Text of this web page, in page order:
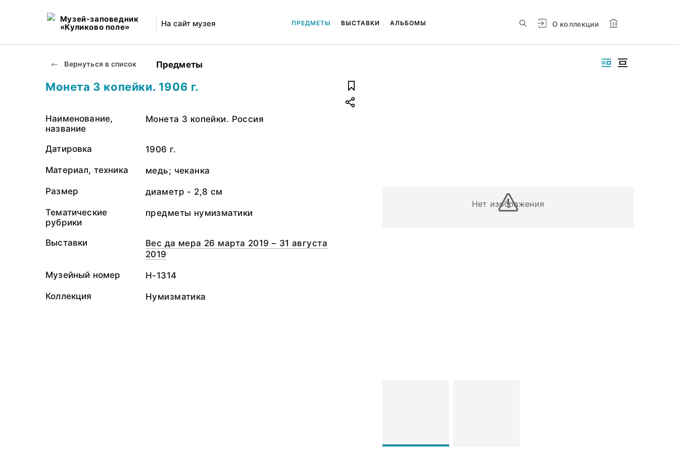
Музей-заповедник
«Куликово поле»
На сайт музея О коллекции
ПРЕДМЕТЫ ВЫСТАВКИ АЛЬБОМЫ
Вернуться в список Предметы
Нет изображения
Монета 3 копейки. 1906 г.
Наименование,
название
Монета 3 копейки. Россия
Датировка 1906 г.
Материал, техника медь; чеканка
Размер диаметр - 2,8 см
Тематические
рубрики
предметы нумизматики
Выставки
Вес да мера 26 марта 2019 – 31 августа
2019
Музейный номер Н-1314
Коллекция Нумизматика